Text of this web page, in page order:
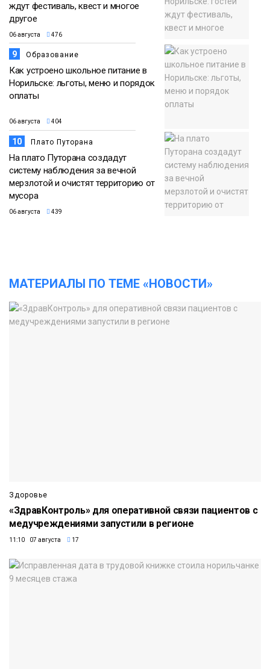
ждут фестиваль, квест и многое
другое
06 августа 476
9 Образование
Как устроено школьное питание в
Норильске: льготы, меню и порядок
оплаты
06 августа 404
10 Плато Путорана
На плато Путорана создадут
систему наблюдения за вечной
мерзлотой и очистят территорию от
мусора
06 августа 439
МАТЕРИАЛЫ ПО ТЕМЕ «НОВОСТИ»
Здоровье
«ЗдравКонтроль» для оперативной связи пациентов с
медучреждениями запустили в регионе
11:10 07 августа 17